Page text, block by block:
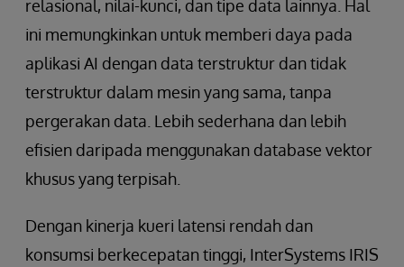
relasional, nilai-kunci, dan tipe data lainnya. Hal
ini memungkinkan untuk memberi daya pada
aplikasi AI dengan data terstruktur dan tidak
terstruktur dalam mesin yang sama, tanpa
pergerakan data. Lebih sederhana dan lebih
efisien daripada menggunakan database vektor
khusus yang terpisah.
Dengan kinerja kueri latensi rendah dan
konsumsi berkecepatan tinggi, InterSystems IRIS